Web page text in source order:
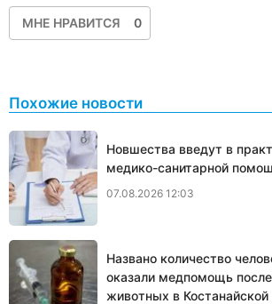
МНЕ НРАВИТСЯ 0
Похожие новости
Новшества введут в
медико-санитарной
07.08.2026 12:03
Названо количество
оказали медпомощь
животных в Костанайской